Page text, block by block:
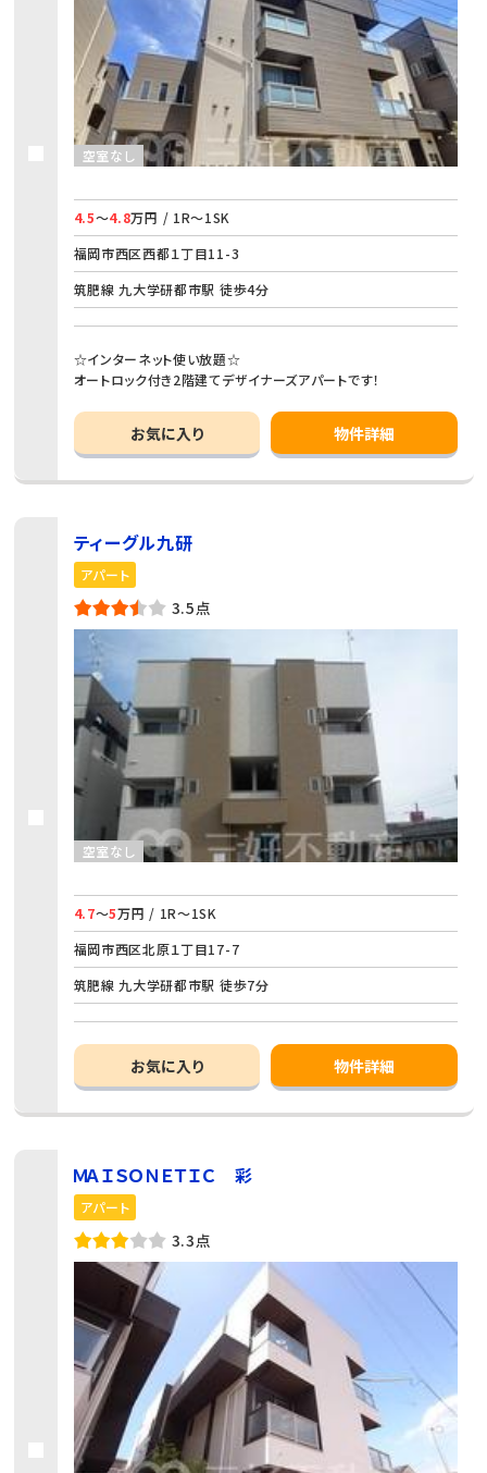
空室なし
4.5～4.8万円 / 1R～1SK
福岡市西区西都１丁目11-3
筑肥線 九大学研都市駅 徒歩4分
☆インターネット使い放題☆
オートロック付き2階建てデザイナーズアパートです！
お気に入り 物件詳細
ティーグル九研
アパート
3.5点
空室なし
4.7～5万円 / 1R～1SK
福岡市西区北原１丁目17-7
筑肥線 九大学研都市駅 徒歩7分
お気に入り 物件詳細
ＭＡＩＳＯＮＥＴＩＣ 彩
アパート
3.3点